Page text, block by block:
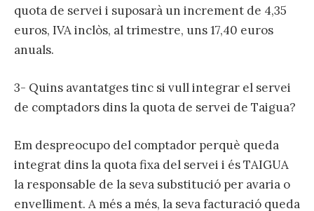
quota de servei i suposarà un increment de 4,35
euros, IVA inclòs, al trimestre, uns 17,40 euros
anuals.
3- Quins avantatges tinc si vull integrar el servei
de comptadors dins la quota de servei de Taigua?
Em despreocupo del comptador perquè queda
integrat dins la quota fixa del servei i és TAIGUA
la responsable de la seva substitució per avaria o
envelliment. A més a més, la seva facturació queda